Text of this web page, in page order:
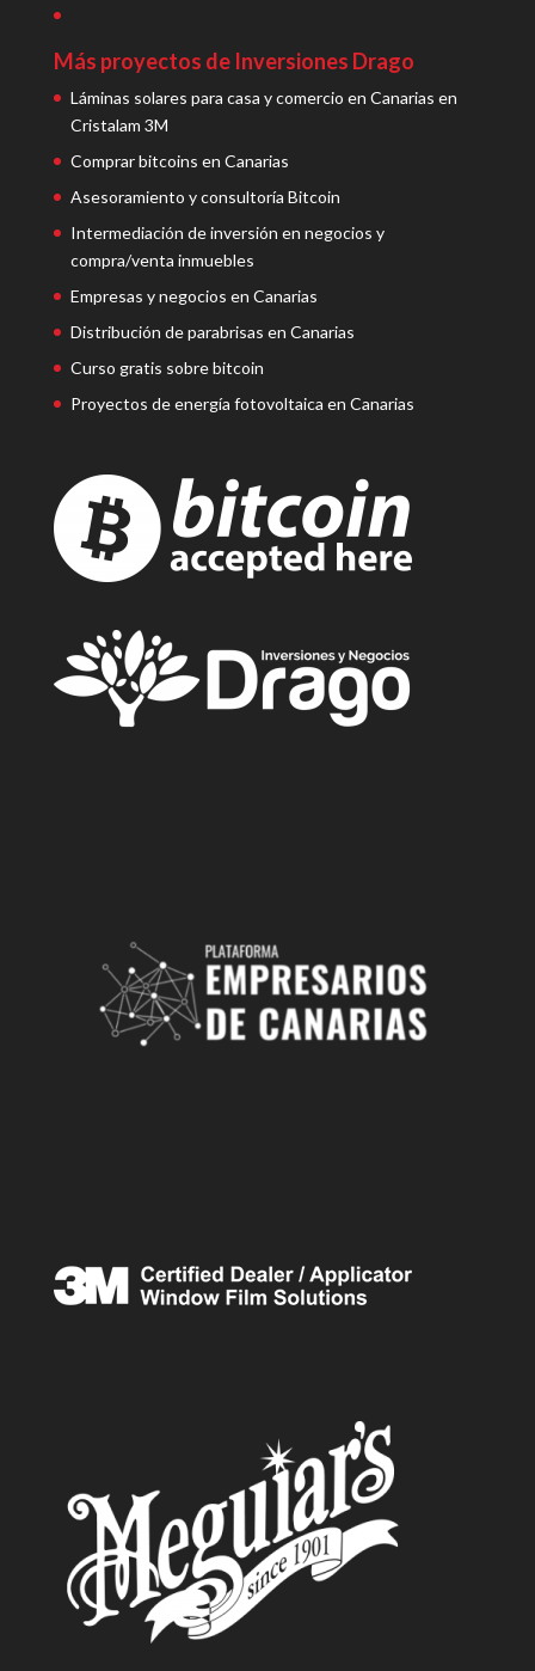
Más proyectos de Inversiones Drago
Láminas solares para casa y comercio en Canarias en
Cristalam 3M
Comprar bitcoins en Canarias
Asesoramiento y consultoría Bitcoin
Intermediación de inversión en negocios y
compra/venta inmuebles
Empresas y negocios en Canarias
Distribución de parabrisas en Canarias
Curso gratis sobre bitcoin
Proyectos de energía fotovoltaica en Canarias